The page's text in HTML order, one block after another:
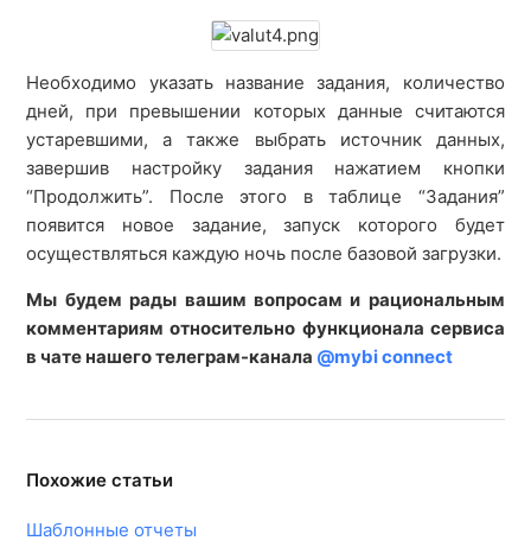
Необходимо указать название задания, количество
дней, при превышении которых данные считаются
устаревшими, а также выбрать источник данных,
завершив настройку задания нажатием кнопки
“Продолжить”. После этого в таблице “Задания”
появится новое задание, запуск которого будет
осуществляться каждую ночь после базовой загрузки.
Мы будем рады вашим вопросам и рациональным
комментариям относительно функционала сервиса
в чате нашего телеграм-канала @mybi connect
Похожие статьи
Шаблонные отчеты